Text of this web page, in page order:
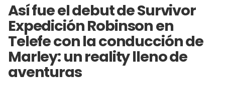
Así fue el debut de Survivor
Expedición Robinson en
Telefe con la conducción de
Marley: un reality lleno de
aventuras